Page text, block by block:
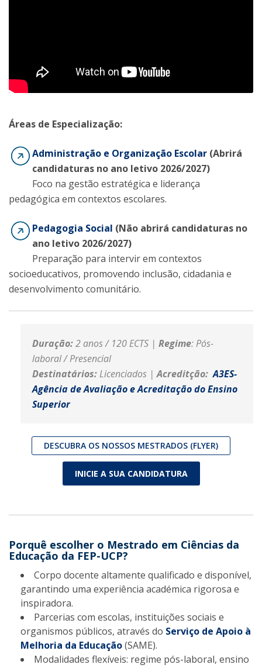
Áreas de Especialização:
Administração e Organização Escolar (Abrirá
candidaturas no ano letivo 2026/2027)
Foco na gestão estratégica e liderança
pedagógica em contextos escolares.
Pedagogia Social (Não abrirá candidaturas no
ano letivo 2026/2027)
Preparação para intervir em contextos
socioeducativos, promovendo inclusão, cidadania e
desenvolvimento comunitário.
Duração:2 anos / 120 ECTS | Regime: Pós-
laboral / Presencial
Destinatários:Licenciados |Acreditção:A3ES-
Agência de Avaliação e Acreditação do Ensino
Superior
DESCUBRA OS NOSSOS MESTRADOS (FLYER)
INICIE A SUA CANDIDATURA
Porquê escolher o Mestrado em Ciências da
Educação da FEP-UCP?
Corpo docente altamente qualificado e disponível,
garantindo uma experiência académica rigorosa e
inspiradora.
Parcerias com escolas, instituições sociais e
organismos públicos, através do Serviço de Apoio à
Melhoria da Educação(SAME).
Modalidades flexíveis: regime pós-laboral, ensino